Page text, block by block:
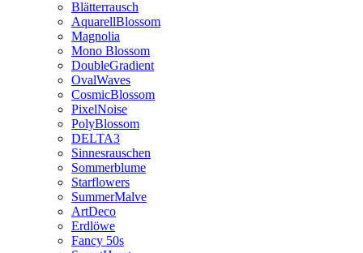
Blätterrausch
AquarellBlossom
Magnolia
Mono Blossom
DoubleGradient
OvalWaves
CosmicBlossom
PixelNoise
PolyBlossom
DELTA3
Sinnesrauschen
Sommerblume
Starflowers
SummerMalve
ArtDeco
Erdlöwe
Fancy 50s